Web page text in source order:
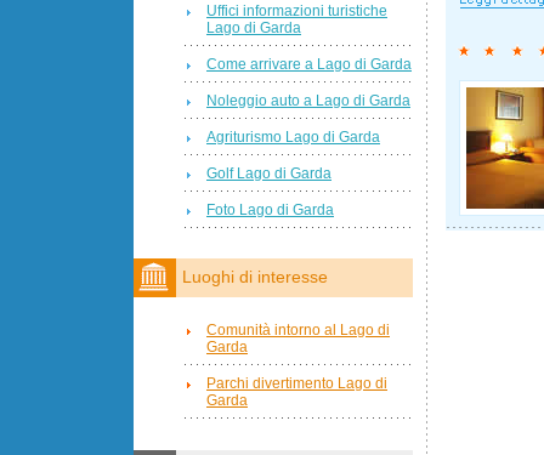
Uffici informazioni turistiche
Lago di Garda
Come arrivare a Lago di Garda
Noleggio auto a Lago di Garda
Agriturismo Lago di Garda
Golf Lago di Garda
Foto Lago di Garda
Luoghi di interesse
Comunità intorno al Lago di
Garda
Parchi divertimento Lago di
Garda